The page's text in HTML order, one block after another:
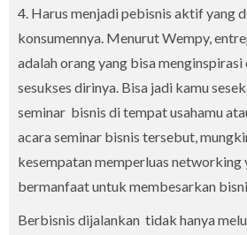
4. Harus menjadi pebisnis aktif yang
konsumennya. Menurut Wempy,
adalah orang yang bisa
sesukses dirinya. Bisa jadi kamu
seminar bisnis di tempat usahamu
acara seminar bisnis tersebut,
kesempatan memperluas networking
bermanfaat untuk membesarkan
Berbisnis dijalankan tidak hanya